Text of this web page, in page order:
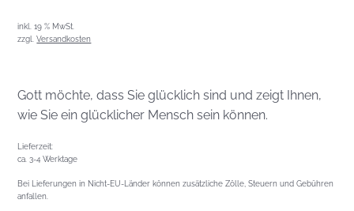
inkl. 19 % MwSt.
zzgl.Versandkosten
Gott möchte, dass Sie glücklich sind und zeigt Ihnen,
wie Sie ein glücklicher Mensch sein können.
Lieferzeit:
ca. 3-4 Werktage
Bei Lieferungen in Nicht-EU-Länder können zusätzliche Zölle, Steuern und Gebühren
anfallen.